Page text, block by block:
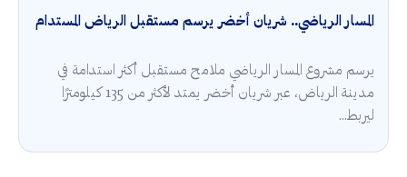
المسار الرياضي.. شريان أخضر يرسم مستقبل الرياض المستدام
يرسم مشروع المسار الرياضي ملامح مستقبل أكثر استدامة في
مدينة الرياض، عبر شريان أخضر يمتد لأكثر من 135 كيلومترًا
ليربط...